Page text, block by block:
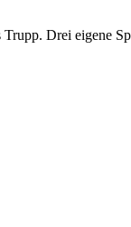
Drei eigene